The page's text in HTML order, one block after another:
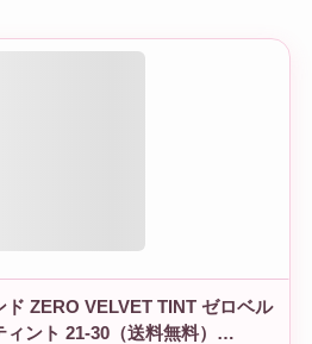
ド ZERO VELVET TINT ゼロベル
ント 21-30（送料無料）